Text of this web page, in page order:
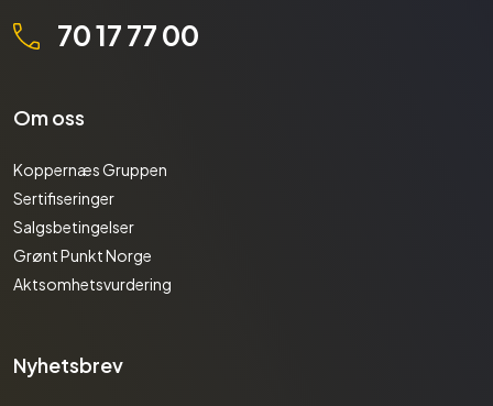
70 17 77 00
Om oss
Koppernæs Gruppen
Sertifiseringer
Salgsbetingelser
Grønt Punkt Norge
Aktsomhetsvurdering
Nyhetsbrev